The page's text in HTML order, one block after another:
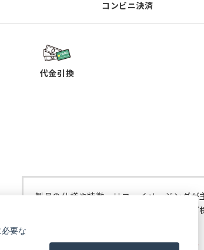
コンビニ決済
代金引換
製品の仕様や特徴、リコーイメージングが
修理などについては、リコーイメージン
リコーイメージング株式会社の公式サイト
要な